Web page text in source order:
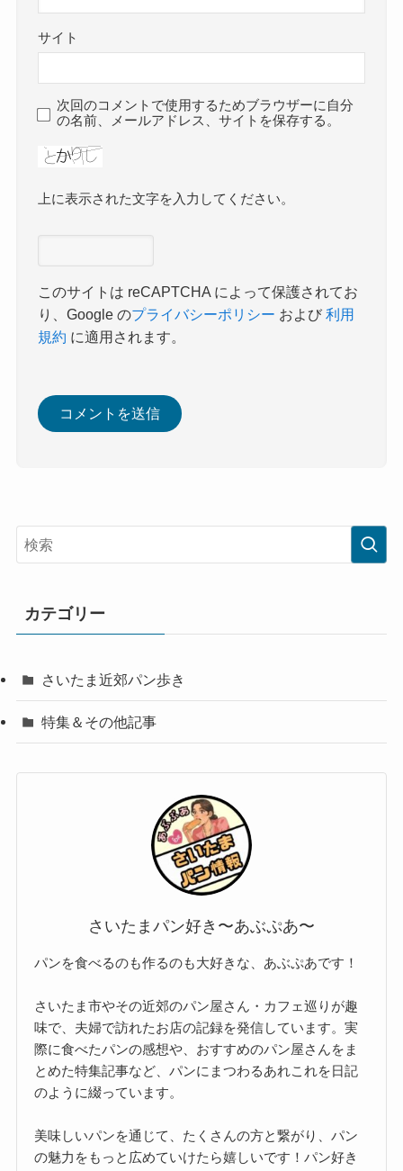
サイト
次回のコメントで使用するためブラウザーに自分
の名前、メールアドレス、サイトを保存する。
上に表示された文字を入力してください。
このサイトは reCAPTCHA によって保護されてお
り、Google のプライバシーポリシー および利用
規約 に適用されます。
カテゴリー
さいたま近郊パン歩き
特集＆その他記事
さいたまパン好き〜あぶぷあ〜
パンを食べるのも作るのも大好きな、あぶぷあです！
さいたま市やその近郊のパン屋さん・カフェ巡りが趣
味で、夫婦で訪れたお店の記録を発信しています。実
際に食べたパンの感想や、おすすめのパン屋さんをま
とめた特集記事など、パンにまつわるあれこれを日記
のように綴っています。
美味しいパンを通じて、たくさんの方と繋がり、パン
の魅力をもっと広めていけたら嬉しいです！パン好き